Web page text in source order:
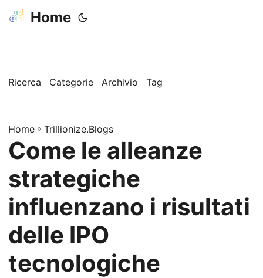
Home
Ricerca Categorie Archivio Tag
Home » Trillionize.Blogs
Come le alleanze
strategiche
influenzano i risultati
delle IPO
tecnologiche